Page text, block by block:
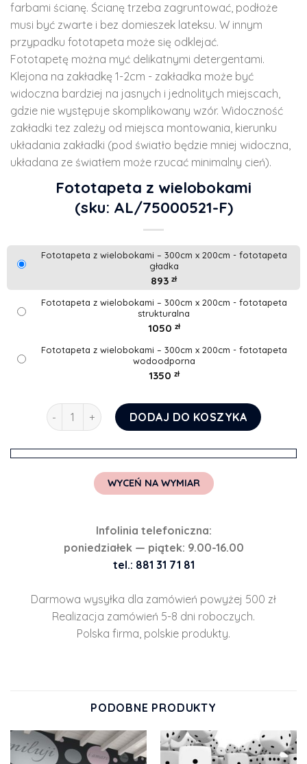
farbami ścianę. Ścianę trzeba zagruntować, podłoże
musi być zwarte i bez domieszek lateksu. W innym
przypadku fototapeta może się odklejać.
Fototapetę można myć delikatnymi detergentami.
Klejona na zakładkę 1-2cm - zakładka może być
widoczna bardziej na jasnych i jednolitych miejscach,
gdzie nie występuje skomplikowany wzór. Widoczność
zakładki tez zależy od miejsca montowania, kierunku
układania zakładki (pod światło będzie mniej widoczna,
układana ze światłem może rzucać minimalny cień).
Fototapeta z wielobokami
(sku: AL/75000521-F)
Fototapeta z wielobokami – 300cm x 200cm - fototapeta
gładka
893 zł
Fototapeta z wielobokami – 300cm x 200cm - fototapeta
strukturalna
1050 zł
Fototapeta z wielobokami – 300cm x 200cm - fototapeta
wodoodporna
1350 zł
ilość Fototapeta z wielobokami
DODAJ DO KOSZYKA
WYCEŃ NA WYMIAR
Infolinia telefoniczna:
poniedziałek — piątek: 9.00-16.00
tel.: 881 31 71 81
Darmowa wysyłka dla zamówień powyżej 500 zł
Realizacja zamówień 5-8 dni roboczych.
Polska firma, polskie produkty.
PODOBNE PRODUKTY